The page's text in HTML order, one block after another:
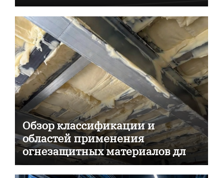
Обзор классификации и
областей применения
огнезащитных материалов для
пассивной противопожарной